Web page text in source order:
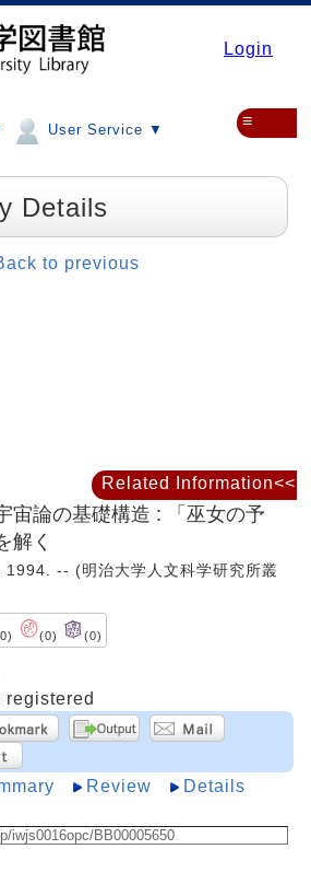
Login
User Service ▼
≡
Details
to previous
宙論の基礎構造 : 「巫女の予
解く
-- (明治大学人文科学研究所叢
(0) (0)
registered
Review Details
Related Information<<